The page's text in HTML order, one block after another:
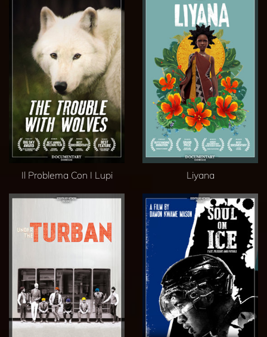
Il Problema Con I Lupi Liyana